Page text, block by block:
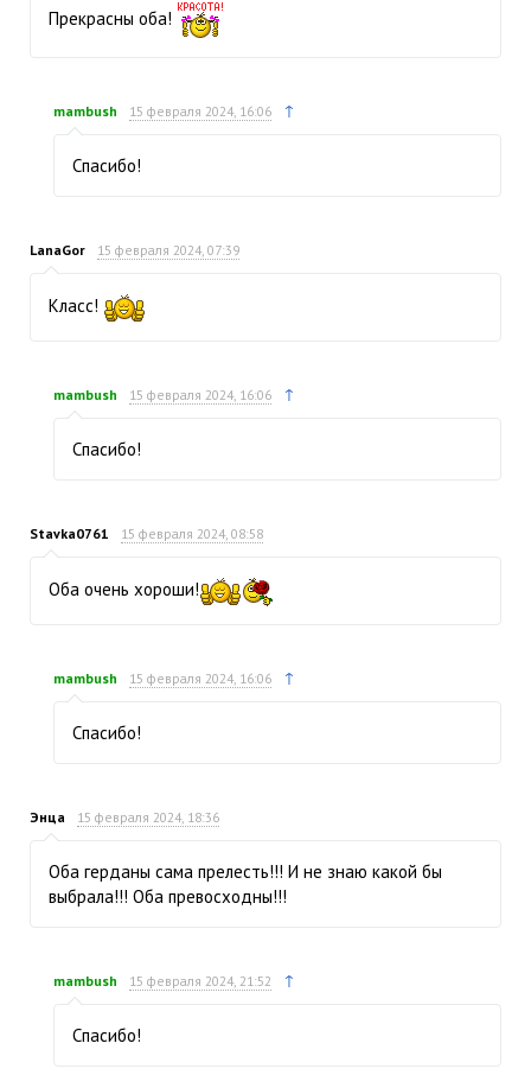
Прекрасны оба!
mambush 15 февраля 2024, 16:06 ↑
Спасибо!
LanaGor 15 февраля 2024, 07:39
Класс!
mambush 15 февраля 2024, 16:06 ↑
Спасибо!
Stavka0761 15 февраля 2024, 08:58
Оба очень хороши!
mambush 15 февраля 2024, 16:06 ↑
Спасибо!
Энца 15 февраля 2024, 18:36
Оба герданы сама прелесть!!! И не знаю какой бы
выбрала!!! Оба превосходны!!!
mambush 15 февраля 2024, 21:52 ↑
Спасибо!